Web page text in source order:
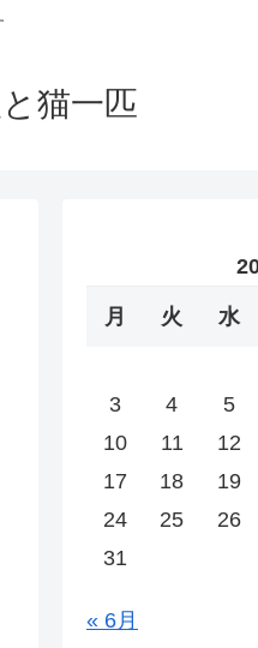
猫一匹
月 火 水
3
4 5
10
11 12
17
18 19
24
25 26
31
« 6月